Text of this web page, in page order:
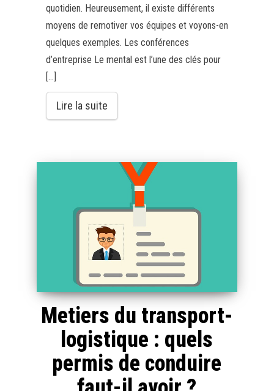
quotidien. Heureusement, il existe différents
moyens de remotiver vos équipes et voyons-en
quelques exemples. Les conférences
d’entreprise Le mental est l’une des clés pour
[…]
Lire la suite
Metiers du transport-
logistique : quels
permis de conduire